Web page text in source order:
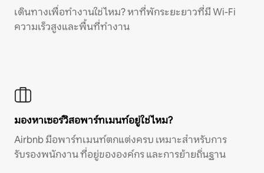
เดินทางเพื่อทำงานใช่ไหม? หาที่พักระยะยาวที่มี Wi-Fi
ความเร็วสูงและพื้นที่ทำงาน
มองหาเซอร์วิสอพาร์ทเมนท์อยู่ใช่ไหม?
Airbnb มีอพาร์ทเมนท์ตกแต่งครบ เหมาะสำหรับการ
รับรองพนักงาน ที่อยู่ขององค์กร และการย้ายถิ่นฐาน